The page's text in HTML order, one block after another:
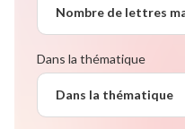
Nombre de lettres
Dans la thématique
Dans la thématique